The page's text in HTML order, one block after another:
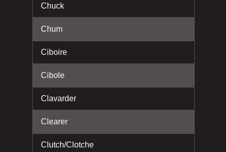
Chuck
Chum
Ciboire
Cibole
Clavarder
Clearer
Clutch/Clotche